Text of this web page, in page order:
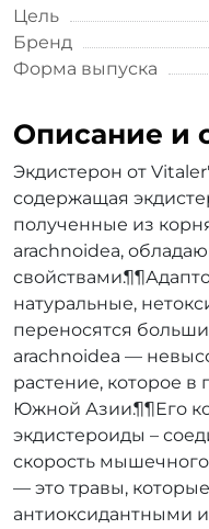
Цель
Бренд
Форма выпуска
Описание и
Экдистерон от
содержащая
полученные из
arachnoidea,
натуральные,
переносятся
arachnoidea —
растение, которое в
Южной Азии.¶¶Его
экдистероиды –
скорость
— это травы,
антиоксидантными